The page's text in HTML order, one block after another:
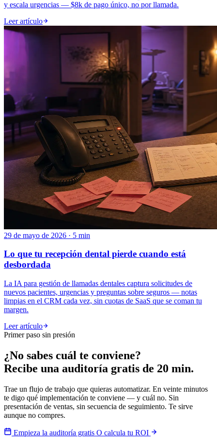
y escala urgencias — $8k de pago único, no por llamada.
Leer artículo
29 de mayo de 2026 · 5 min
Lo que tu recepción dental pierde cuando está
desbordada
La IA para gestión de llamadas dentales captura solicitudes de
nuevos pacientes, urgencias y preguntas sobre seguros — notas
limpias en el CRM cada vez, sin cuotas de SaaS que se coman tu
margen.
Leer artículo
Primer paso sin presión
¿No sabes cuál te conviene?
Recibe una auditoría gratis de 20 min.
Trae un flujo de trabajo que quieras automatizar. En veinte minutos
te digo qué implementación te conviene — y cuál no. Sin
presentación de ventas, sin secuencia de seguimiento. Te sirve
aunque no compres.
Empieza la auditoría gratis O calcula tu ROI